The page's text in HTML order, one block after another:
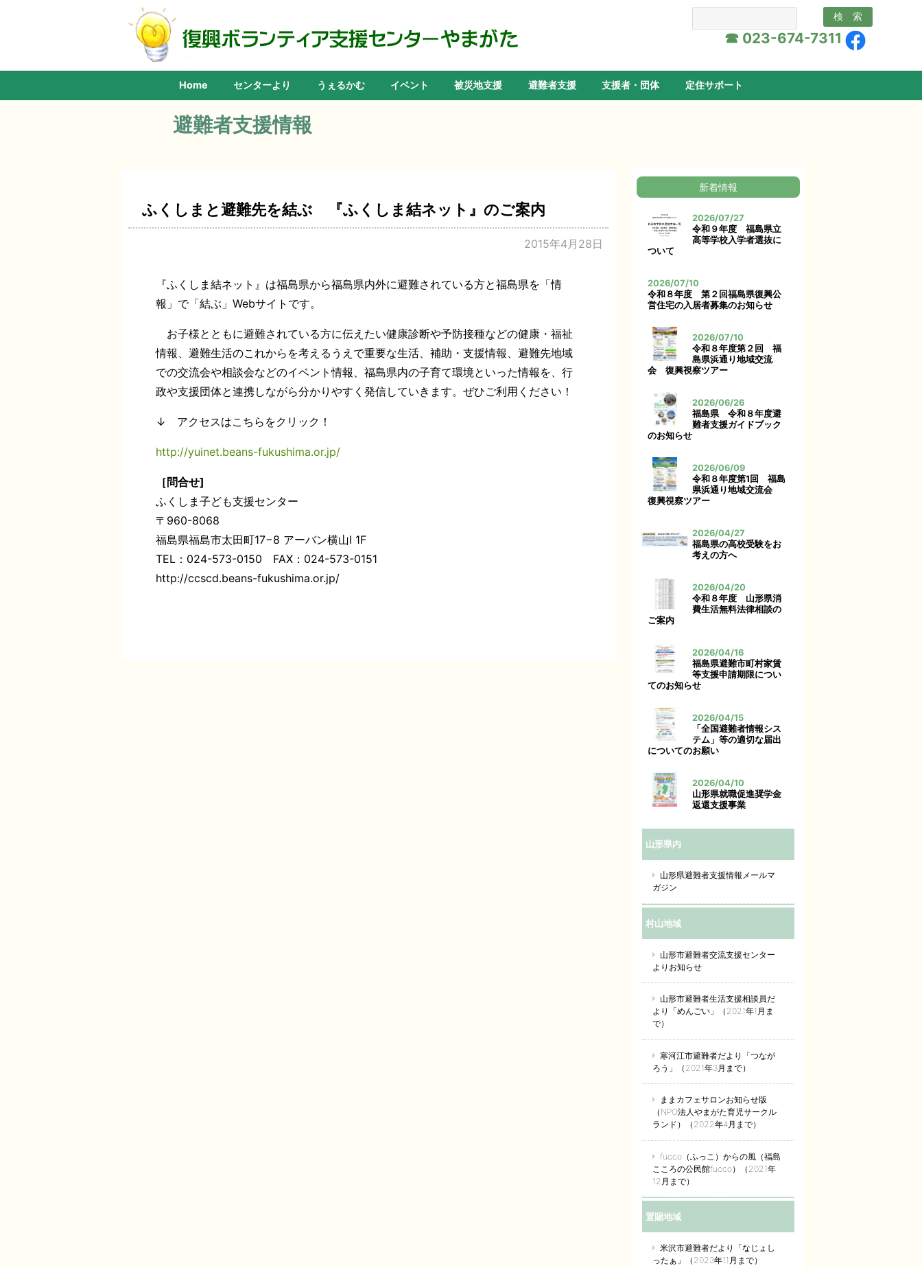
☎ 023-674-7311
Home センターより うぇるかむ イベント 被災地支援 避難者支援 支援者・団体 定住サポート
避難者支援情報
ふくしまと避難先を結ぶ 『ふくしま結ネット』のご案内
2015年4月28日
『ふくしま結ネット』は福島県から福島県内外に避難されている方と福島県を「情
報」で「結ぶ」Webサイトです。
お子様とともに避難されている方に伝えたい健康診断や予防接種などの健康・福祉
情報、避難生活のこれからを考えるうえで重要な生活、補助・支援情報、避難先地域
での交流会や相談会などのイベント情報、福島県内の子育て環境といった情報を、行
政や支援団体と連携しながら分かりやすく発信していきます。ぜひご利用ください！
↓ アクセスはこちらをクリック！
http://yuinet.beans-fukushima.or.jp/
［問合せ]
ふくしま子ども支援センター
〒960-8068
福島県福島市太田町17−8 アーバン横山I 1F
TEL：024-573-0150 FAX：024-573-0151
http://ccscd.beans-fukushima.or.jp/
新着情報
2026/07/27
令和９年度 福島県立
高等学校入学者選抜に
ついて
2026/07/10
令和８年度 第２回福島県復興公
営住宅の入居者募集のお知らせ
2026/07/10
令和８年度第２回 福
島県浜通り地域交流
会 復興視察ツアー
2026/06/26
福島県 令和８年度避
難者支援ガイドブック
のお知らせ
2026/06/09
令和８年度第1回 福島
県浜通り地域交流会
復興視察ツアー
2026/04/27
福島県の高校受験をお
考えの方へ
2026/04/20
令和８年度 山形県消
費生活無料法律相談の
ご案内
2026/04/16
福島県避難市町村家賃
等支援申請期限につい
てのお知らせ
2026/04/15
「全国避難者情報シス
テム」等の適切な届出
についてのお願い
2026/04/10
山形県就職促進奨学金
返還支援事業
山形県内
山形県避難者支援情報メールマ
ガジン
村山地域
山形市避難者交流支援センター
よりお知らせ
山形市避難者生活支援相談員だ
より「めんごい」（2021年1月ま
で）
寒河江市避難者だより「つなが
ろう」（2021年3月まで）
ままカフェサロンお知らせ版
（NPO法人やまがた育児サークル
ランド）（2022年4月まで）
fucco（ふっこ）からの風（福島
こころの公民館fucco）（2021年
12月まで）
置賜地域
米沢市避難者だより「なじょし
ったぁ」（2023年11月まで）